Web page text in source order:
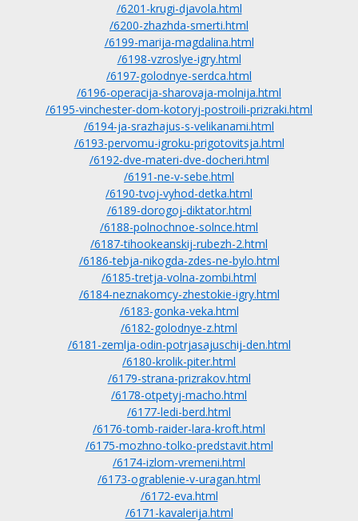
/6201-krugi-djavola.html
/6200-zhazhda-smerti.html
/6199-marija-magdalina.html
/6198-vzroslye-igry.html
/6197-golodnye-serdca.html
/6196-operacija-sharovaja-molnija.html
/6195-vinchester-dom-kotoryj-postroili-prizraki.html
/6194-ja-srazhajus-s-velikanami.html
/6193-pervomu-igroku-prigotovitsja.html
/6192-dve-materi-dve-docheri.html
/6191-ne-v-sebe.html
/6190-tvoj-vyhod-detka.html
/6189-dorogoj-diktator.html
/6188-polnochnoe-solnce.html
/6187-tihookeanskij-rubezh-2.html
/6186-tebja-nikogda-zdes-ne-bylo.html
/6185-tretja-volna-zombi.html
/6184-neznakomcy-zhestokie-igry.html
/6183-gonka-veka.html
/6182-golodnye-z.html
/6181-zemlja-odin-potrjasajuschij-den.html
/6180-krolik-piter.html
/6179-strana-prizrakov.html
/6178-otpetyj-macho.html
/6177-ledi-berd.html
/6176-tomb-raider-lara-kroft.html
/6175-mozhno-tolko-predstavit.html
/6174-izlom-vremeni.html
/6173-ograblenie-v-uragan.html
/6172-eva.html
/6171-kavalerija.html